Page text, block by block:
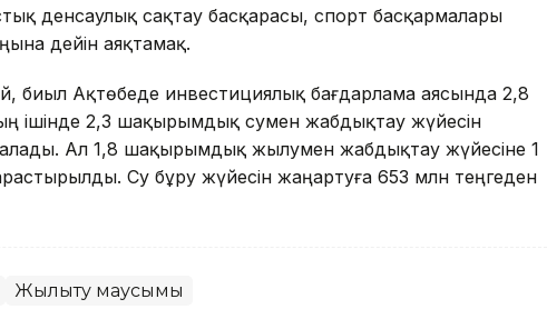
денсаулық сақтау басқарасы, спорт басқармалары
дейін аяқтамақ.
биыл Ақтөбеде инвестициялық бағдарлама аясында 2,8
ішінде 2,3 шақырымдық сумен жабдықтау жүйесін
Ал 1,8 шақырымдық жылумен жабдықтау жүйесіне 1
Су бұру жүйесін жаңартуға 653 млн теңгеден
Жылыту маусымы